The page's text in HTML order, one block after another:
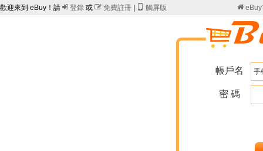
歡迎來到 eBuy！請  登錄 或  免費註冊 觸屏版 eBuy
帳戶名
密 碼